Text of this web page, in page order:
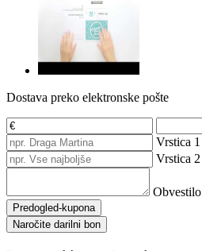
Dostava preko elektronske pošte
Vrstica 1
Vrstica 2
Obvestilo
Predogled-kupona
Naročite darilni bon